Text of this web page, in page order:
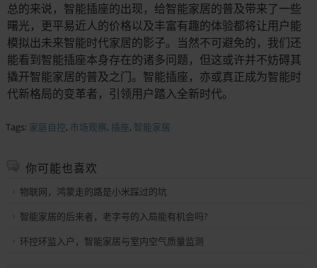
总的来说，智能插座的出现，给智能家居的普及带来了一些
曙光，更平易近人的价格以及丰富有趣的体验都将让用户能
模拟出未来智能时代家居的影子。当然不可避免的，我们还
能看到智能插座本身存在的诸多问题，但这或许并不妨碍其
撬开智能家居的普及之门。智能插座，亦或真正成为智能时
代新格局的变革者，引领用户踏入全新时代。
Tags: 家庭自控, 市场观察, 插座, 智能家居
你可能也喜欢
物联网，鸿蒙走的路是小米踩过的坑
智能家居的后来者，老字号的入局能有机会吗?
环控环监入户，智能家居与室内空气质量监测